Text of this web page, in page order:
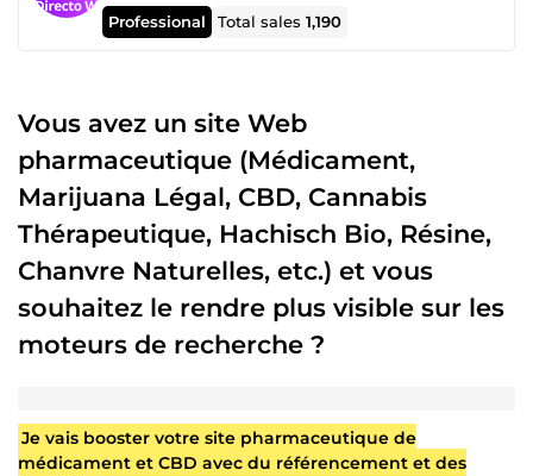
Professional Total sales1,190
Vous avez un site Web
pharmaceutique (Médicament,
Marijuana Légal, CBD, Cannabis
Thérapeutique, Hachisch Bio, Résine,
Chanvre Naturelles, etc.) et vous
souhaitez le rendre plus visible sur les
moteurs de recherche ?
Je vais booster votre site pharmaceutique de
médicament et CBD avec du référencement et des